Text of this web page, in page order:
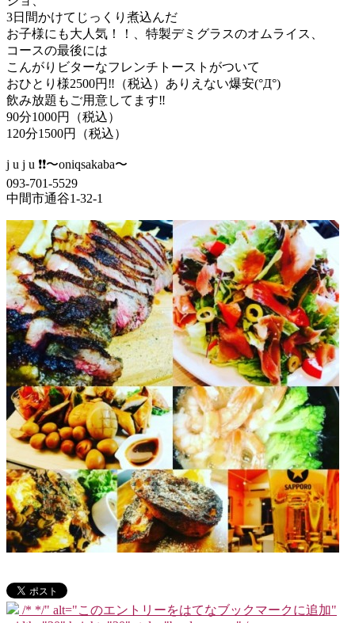
3日間かけてじっくり煮込んだ
お子様にも大人気！！、特製デミグラスのオムライス、
コースの最後には
こんがりビターなフレンチトーストがついて
おひとり様2500円‼️（税込）ありえない爆安(°Д°)
飲み放題もご用意してます‼︎
90分1000円（税込）
120分1500円（税込）
j u j u ❗️❗️〜oniqsakaba〜
093-701-5529
中間市通谷1-32-1
/* */" alt="このエントリーをはてなブックマークに追加"